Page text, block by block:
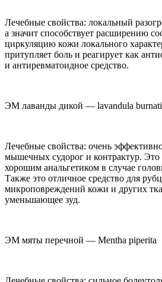
Лечебные свойства: локальный
а значит способствует расширению
циркуляцию кожи локального
притупляет боль и реагирует как
и антиревматоидное средство.
ЭМ лаванды дикой — lavandula
Лечебные свойства: очень
мышечных судорог и контрактур. Это
хорошим анальгетиком в случае
Также это отличное средство для
микроповреждений кожи и других
уменьшающее зуд.
ЭМ мяты перечной — Mentha piperita